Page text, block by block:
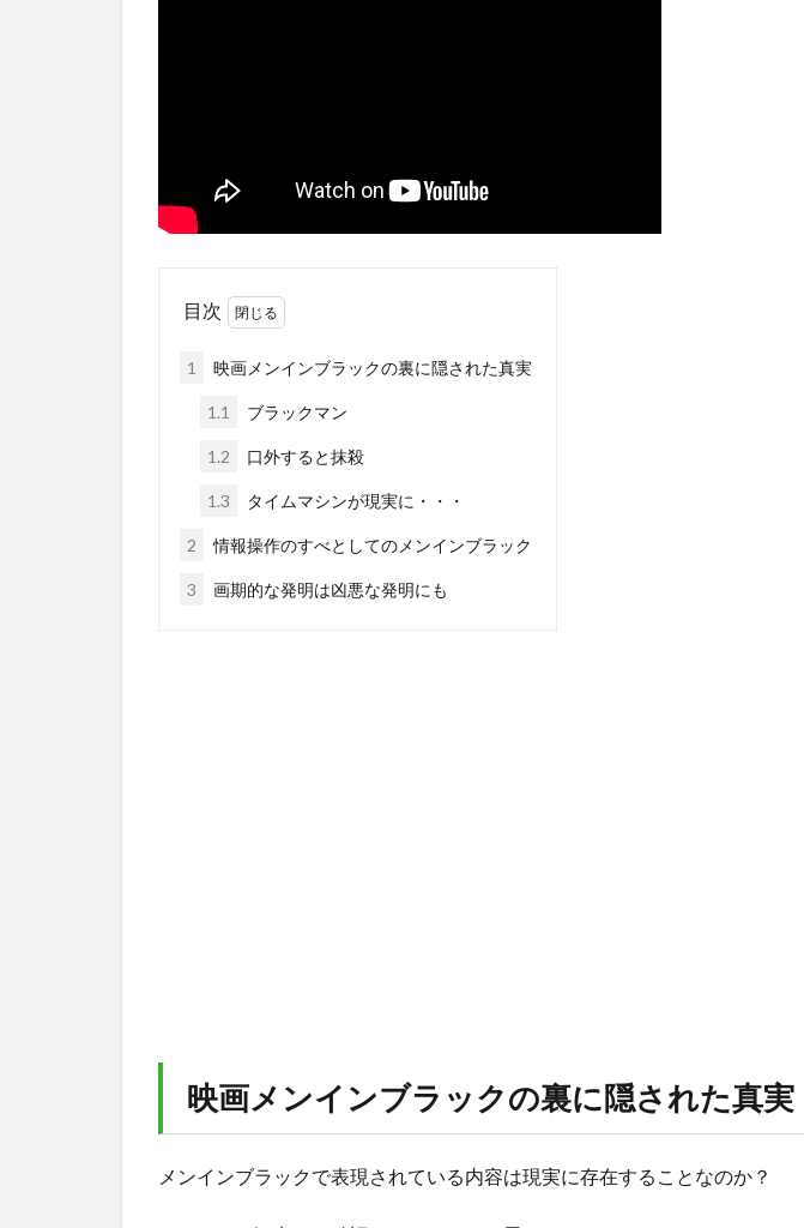
目次
1 映画メンインブラックの裏に隠された真実
1.1 ブラックマン
1.2 口外すると抹殺
1.3 タイムマシンが現実に・・・
2 情報操作のすべとしてのメンインブラック
3 画期的な発明は凶悪な発明にも
映画メンインブラックの裏に隠された真実
メンインブラックで表現されている内容は現実に存在することなのか？